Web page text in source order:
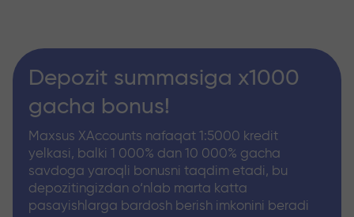
Depozit summasiga x1000
gacha bonus!
Maxsus XAccounts nafaqat 1:5000 kredit
yelkasi, balki 1 000% dan 10 000% gacha
savdoga yaroqli bonusni taqdim etadi, bu
depozitingizdan o‘nlab marta katta
pasayishlarga bardosh berish imkonini beradi